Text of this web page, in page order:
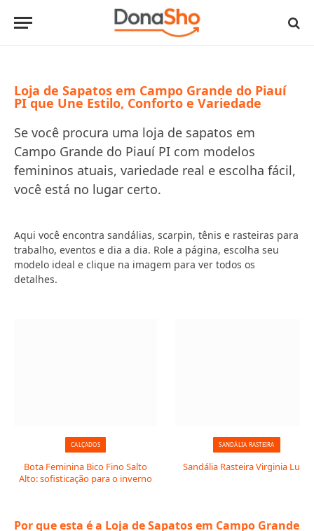
Loja de Sapatos em Campo Grande do Piauí
PI que Une Estilo, Conforto e Variedade
Se você procura uma loja de sapatos em
Campo Grande do Piauí PI com modelos
femininos atuais, variedade real e escolha fácil,
você está no lugar certo.
Aqui você encontra sandálias, scarpin, tênis e rasteiras para
trabalho, eventos e dia a dia. Role a página, escolha seu
modelo ideal e clique na imagem para ver todos os
detalhes.
CALÇADOS
Bota Feminina Bico Fino Salto
Alto: sofisticação para o inverno
SANDÁLIA RASTEIRA
Sandália Rasteira Virginia Luxo
Por que esta é a Loja de Sapatos em Campo Grande